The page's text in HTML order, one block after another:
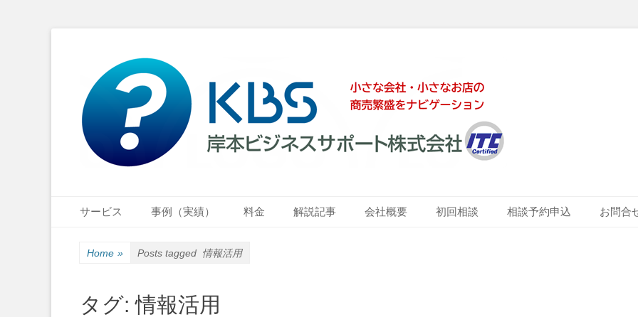
岸本ビジネスサポート株式会社
小さな会社・小さなお店のIT経営をナビゲーション
Primary Menu
サービス 事例（実績） 料金 解説記事 会社概要 初回相談 相談予約申込 お問合
Home » Posts tagged 情報活用
タグ:情報活用